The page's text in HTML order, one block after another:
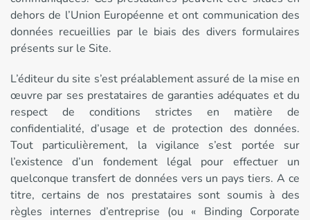
dehors de l’Union Européenne et ont communication des
données recueillies par le biais des divers formulaires
présents sur le Site.
L’éditeur du site s’est préalablement assuré de la mise en
œuvre par ses prestataires de garanties adéquates et du
respect de conditions strictes en matière de
confidentialité, d’usage et de protection des données.
Tout particulièrement, la vigilance s’est portée sur
l’existence d’un fondement légal pour effectuer un
quelconque transfert de données vers un pays tiers. A ce
titre, certains de nos prestataires sont soumis à des
règles internes d’entreprise (ou « Binding Corporate